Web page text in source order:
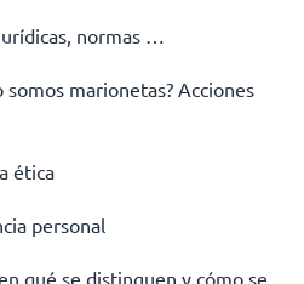
normas …
marionetas? Acciones
ética
personal
qué se distinguen y cómo se